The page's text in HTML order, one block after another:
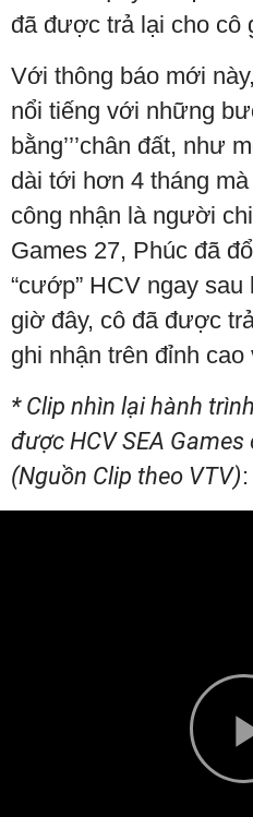
đã được trả lại cho cô
Với thông báo mới
nổi tiếng với những
bằng’’’chân đất, như
dài tới hơn 4 tháng
công nhận là người
Games 27, Phúc đã
“cướp” HCV ngay
giờ đây, cô đã được
ghi nhận trên đỉnh cao
* Clip nhìn lại hành
được HCV SEA
(Nguồn Clip theo VTV):